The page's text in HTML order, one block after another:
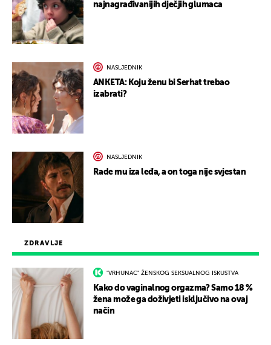
ZDRAVLJE
"VRHUNAC" ŽENSKOG SEKSUALNOG ISKUSTVA
Kako do vaginalnog orgazma? Samo 18 %
žena može ga doživjeti isključivo na ovaj
način
najnagrađivanijih dječjih glumaca
NASLJEDNIK
ANKETA: Koju ženu bi Serhat trebao
izabrati?
NASLJEDNIK
Rade mu iza leđa, a on toga nije svjestan